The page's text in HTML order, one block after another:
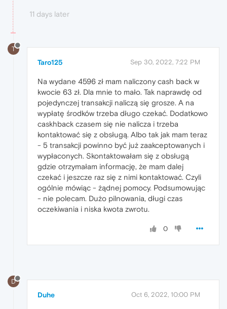
11 days later
T
Taro125 Sep 30, 2022, 7:22 PM
Na wydane 4596 zł mam naliczony cash back w
kwocie 63 zł. Dla mnie to mało. Tak naprawdę od
pojedynczej transakcji naliczą się grosze. A na
wypłatę środków trzeba długo czekać. Dodatkowo
caskhback czasem się nie nalicza i trzeba
kontaktować się z obsługą. Albo tak jak mam teraz
- 5 transakcji powinno być już zaakceptowanych i
wypłaconych. Skontaktowałam się z obsługą
gdzie otrzymałam informację, że mam dalej
czekać i jeszcze raz się z nimi kontaktować. Czyli
ogólnie mówiąc - żądnej pomocy. Podsumowując
- nie polecam. Dużo pilnowania, długi czas
oczekiwania i niska kwota zwrotu.
0
D
Duhe Oct 6, 2022, 10:00 PM